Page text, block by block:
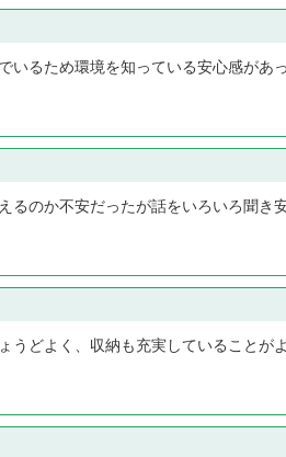
るため環境を知っている安心感があ
のか不安だったが話をいろいろ聞き
うどよく、収納も充実していることが